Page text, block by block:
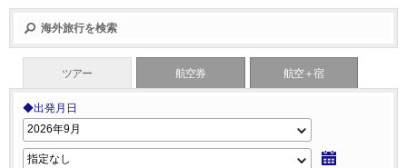
海外旅行を検索
ツアー 航空券 航空＋宿
◆出発月日